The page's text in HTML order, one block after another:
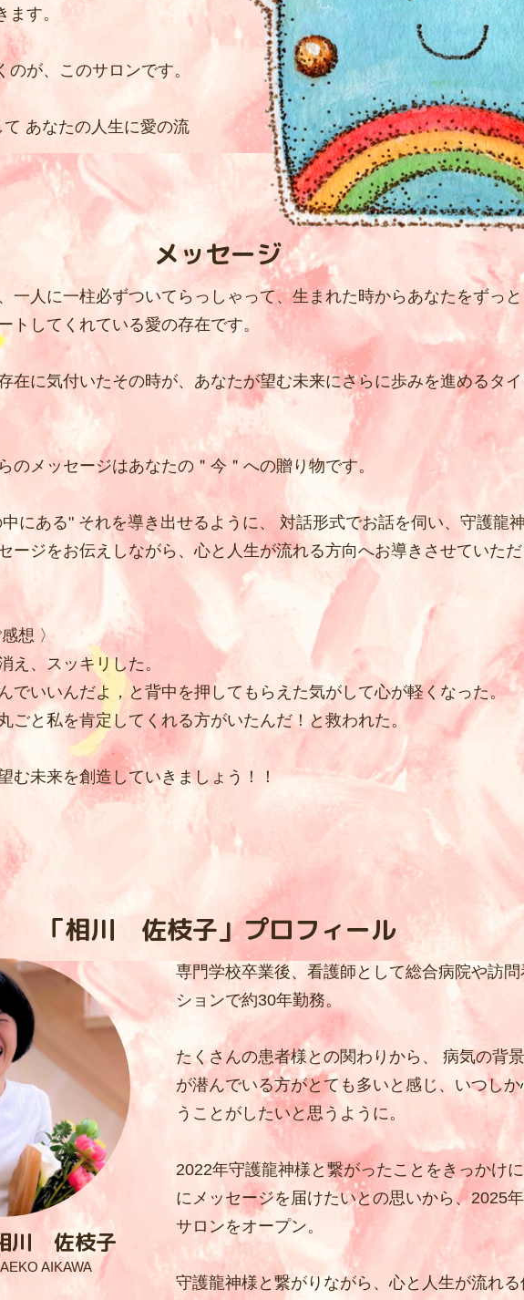
Wonderland 入居お申込み
Wonderland お問い合わせ
— 居住地区 —
四つ葉村
虹の谷
星空台
妖精の森
す。
が、このサロンです。
あなたの人生に愛の流
メッセージ
一人に一柱必ずついてらっしゃって、生まれた時からあなたをずっと
トしてくれている愛の存在です。
在に気付いたその時が、あなたが望む未来にさらに歩みを進めるタイ
のメッセージはあなたの＂今＂への贈り物です。
にある" それを導き出せるように、 対話形式でお話を伺い、守護龍神
ージをお伝えしながら、心と人生が流れる方向へお導きさせていただ
想 〉
え、スッキリした。
でいいんだよ，と背中を押してもらえた気がして心が軽くなった。
ごと私を肯定してくれる方がいたんだ！と救われた。
む未来を創造していきましょう！！
「相川 佐枝子」プロフィール
川 佐枝子
AIKAWA
専門学校卒業後、看護師として総合病院や訪
ションで約30年勤務。
たくさんの患者様との関わりから、 病気の背
が潜んでいる方がとても多いと感じ、いつし
うことがしたいと思うように。
2022年守護龍神様と繋がったことをきっかけ
にメッセージを届けたいとの思いから、2025
サロンをオープン。
守護龍神様と繋がりながら、心と人生が流れ